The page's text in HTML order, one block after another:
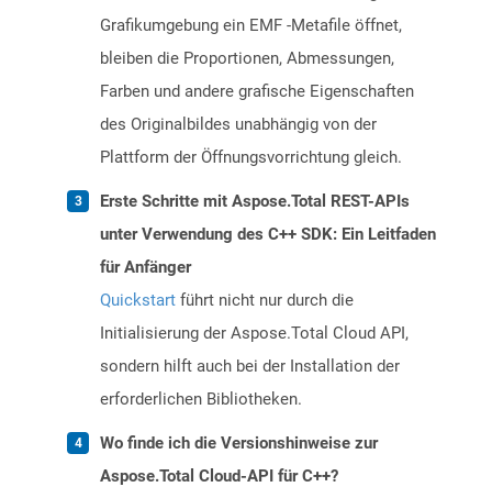
Grafikumgebung ein EMF -Metafile öffnet,
bleiben die Proportionen, Abmessungen,
Farben und andere grafische Eigenschaften
des Originalbildes unabhängig von der
Plattform der Öffnungsvorrichtung gleich.
Erste Schritte mit Aspose.Total REST-APIs
unter Verwendung des C++ SDK: Ein Leitfaden
für Anfänger
Quickstart führt nicht nur durch die
Initialisierung der Aspose.Total Cloud API,
sondern hilft auch bei der Installation der
erforderlichen Bibliotheken.
Wo finde ich die Versionshinweise zur
Aspose.Total Cloud-API für C++?